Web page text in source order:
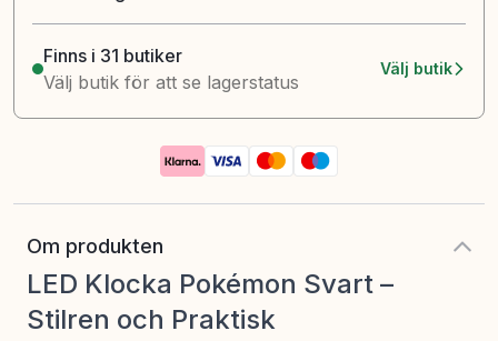
Finns i 31 butiker
Välj butik för att se lagerstatus
Välj butik
Om produkten
LED Klocka Pokémon Svart –
Stilren och Praktisk